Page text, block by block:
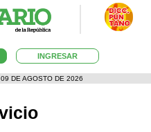
INGRESAR
DE AGOSTO DE 2026